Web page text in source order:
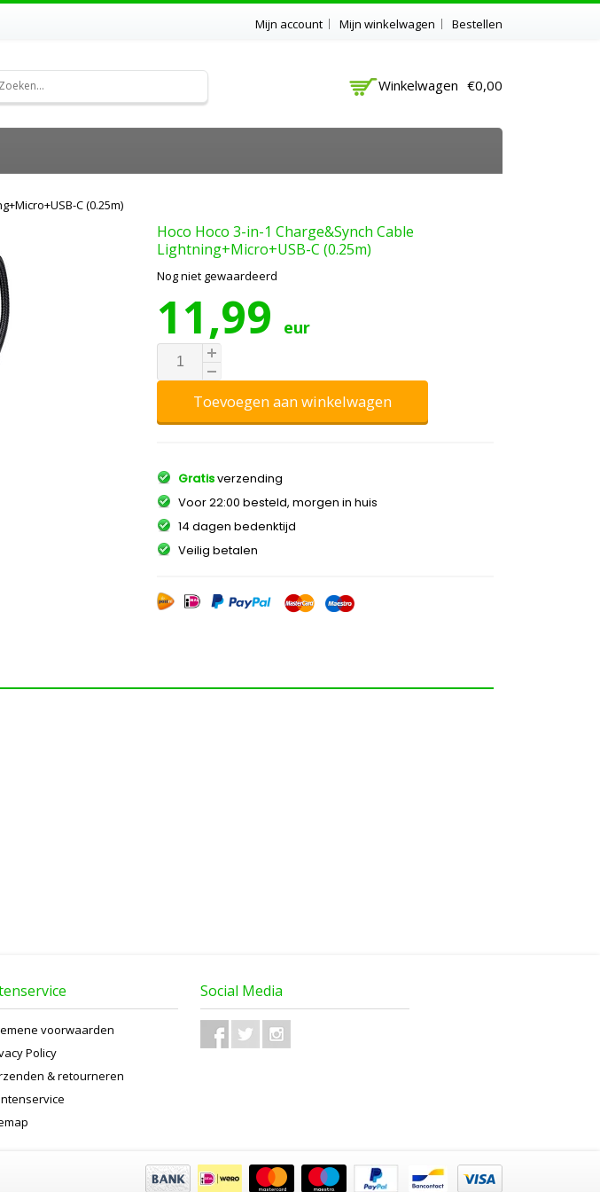
Mijn account Mijn winkelwagen Bestellen
Winkelwagen €0,00
C (0.25m)
Hoco Hoco 3-in-1 Charge&Synch Cable
Lightning+Micro+USB-C (0.25m)
Nog niet gewaardeerd
11,99 eur
Toevoegen aan winkelwagen
Gratisverzending
Voor 22:00 besteld, morgen in huis
14 dagen bedenktijd
Veilig betalen
voorwaarden
Policy
& retourneren
Social Media